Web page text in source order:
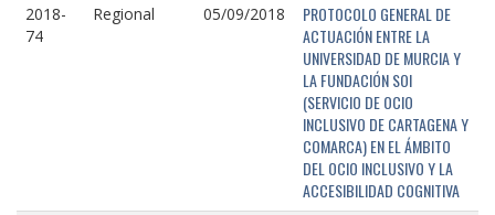
2018-
74
Regional 05/09/2018
PROTOCOLO GENERAL DE
ACTUACIÓN ENTRE LA
UNIVERSIDAD DE MURCIA Y
LA FUNDACIÓN SOI
(SERVICIO DE OCIO
INCLUSIVO DE CARTAGENA Y
COMARCA) EN EL ÁMBITO
DEL OCIO INCLUSIVO Y LA
ACCESIBILIDAD COGNITIVA